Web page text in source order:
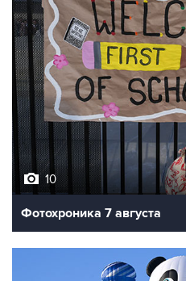
10
Фотохроника 7 августа